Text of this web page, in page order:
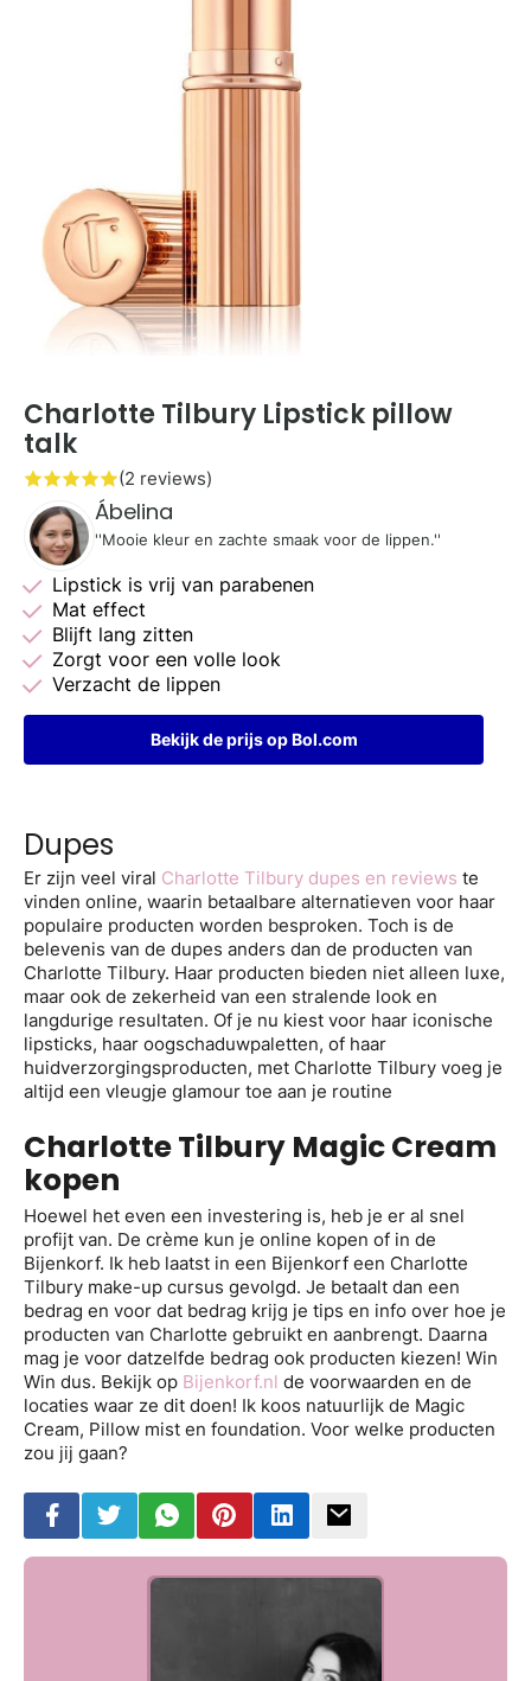
Charlotte Tilbury Lipstick pillow
talk
(2 reviews)
Ábelina
''Mooie kleur en zachte smaak voor de lippen.''
Lipstick is vrij van parabenen
Mat effect
Blijft lang zitten
Zorgt voor een volle look
Verzacht de lippen
Bekijk de prijs op Bol.com
Dupes
Er zijn veel viral Charlotte Tilbury dupes en reviews te
vinden online, waarin betaalbare alternatieven voor haar
populaire producten worden besproken. Toch is de
belevenis van de dupes anders dan de producten van
Charlotte Tilbury. Haar producten bieden niet alleen luxe,
maar ook de zekerheid van een stralende look en
langdurige resultaten. Of je nu kiest voor haar iconische
lipsticks, haar oogschaduwpaletten, of haar
huidverzorgingsproducten, met Charlotte Tilbury voeg je
altijd een vleugje glamour toe aan je routine
Charlotte Tilbury Magic Cream
kopen
Hoewel het even een investering is, heb je er al snel
profijt van. De crème kun je online kopen of in de
Bijenkorf. Ik heb laatst in een Bijenkorf een Charlotte
Tilbury make-up cursus gevolgd. Je betaalt dan een
bedrag en voor dat bedrag krijg je tips en info over hoe je
producten van Charlotte gebruikt en aanbrengt. Daarna
mag je voor datzelfde bedrag ook producten kiezen! Win
Win dus. Bekijk op Bijenkorf.nl de voorwaarden en de
locaties waar ze dit doen! Ik koos natuurlijk de Magic
Cream, Pillow mist en foundation. Voor welke producten
zou jij gaan?